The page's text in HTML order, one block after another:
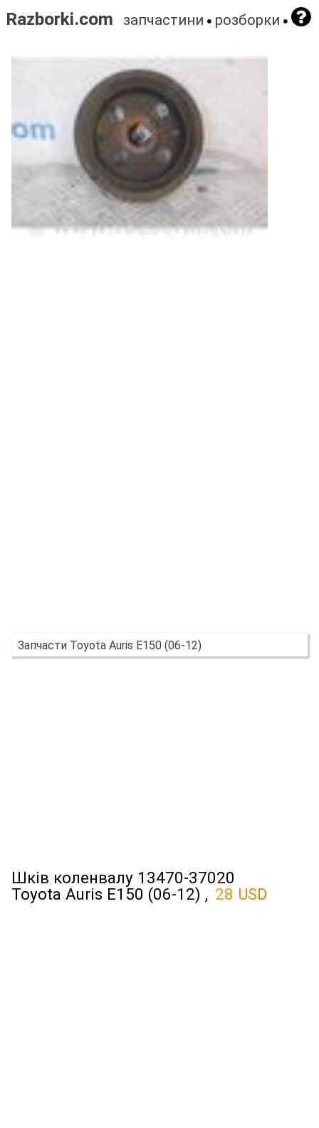
Razborki.com запчастини розборки
Запчасти Toyota Auris E150 (06-12)
Шків коленвалу 13470-37020
Toyota Auris E150 (06-12) , 28 USD